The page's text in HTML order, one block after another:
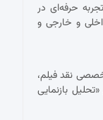
حرفه‌ای در
و خارجی و
نقد فیلم،
بازنمایی